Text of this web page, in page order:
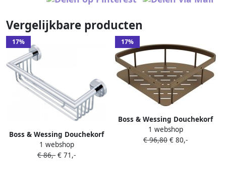
Vergelijkbare producten
17%
Boss & Wessing Douchekorf
BWS Colorato Chroom
1 webshop
€ 86,- € 71,-
17%
Boss & Wessing Douchekorf
BWS Sensa Geborsteld Brons
PVD
1 webshop
€ 96,80 € 80,-